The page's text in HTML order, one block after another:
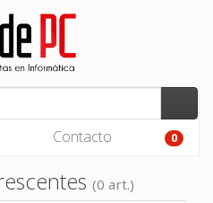
Contacto 0
(0 art.)